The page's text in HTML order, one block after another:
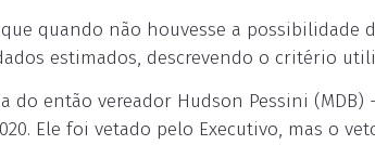
quando não houvesse a possibilidade
estimados, descrevendo o critério
do então vereador Hudson Pessini (MDB)
Ele foi vetado pelo Executivo, mas o